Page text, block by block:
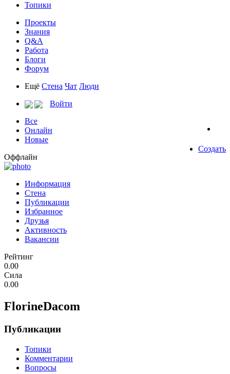
Топики
Проекты
Знания
Q&A
Работа
Блоги
Форум
Ещё Стена Чат Люди
Войти
Все
Онлайн
Новые
Создать
Оффлайн
Информация
Стена
Публикации
Избранное
Друзья
Активность
Вакансии
Рейтинг
0.00
Сила
0.00
FlorineDacom
Публикации
Топики
Комментарии
Вопросы